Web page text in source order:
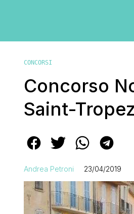
CONCORSI
Concorso
Saint-
Andrea Petroni 23/04/2019